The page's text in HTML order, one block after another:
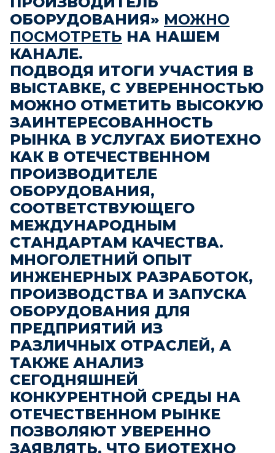
ОБОРУДОВАНИЯ» МОЖНО
ПОСМОТРЕТЬ НА НАШЕМ
КАНАЛЕ.
ПОДВОДЯ ИТОГИ УЧАСТИЯ В
ВЫСТАВКЕ, С УВЕРЕННОСТЬЮ
МОЖНО ОТМЕТИТЬ ВЫСОКУЮ
ЗАИНТЕРЕСОВАННОСТЬ
РЫНКА В УСЛУГАХ БИОТЕХНО
КАК В ОТЕЧЕСТВЕННОМ
ПРОИЗВОДИТЕЛЕ
ОБОРУДОВАНИЯ,
СООТВЕТСТВУЮЩЕГО
МЕЖДУНАРОДНЫМ
СТАНДАРТАМ КАЧЕСТВА.
МНОГОЛЕТНИЙ ОПЫТ
ИНЖЕНЕРНЫХ РАЗРАБОТОК,
ПРОИЗВОДСТВА И ЗАПУСКА
ОБОРУДОВАНИЯ ДЛЯ
ПРЕДПРИЯТИЙ ИЗ
РАЗЛИЧНЫХ ОТРАСЛЕЙ, А
ТАКЖЕ АНАЛИЗ
СЕГОДНЯШНЕЙ
КОНКУРЕНТНОЙ СРЕДЫ НА
ОТЕЧЕСТВЕННОМ РЫНКЕ
ПОЗВОЛЯЮТ УВЕРЕННО
ЗАЯВЛЯТЬ, ЧТО БИОТЕХНО